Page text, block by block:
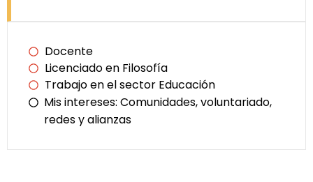
Docente
Licenciado en Filosofía
Trabajo en el sector Educación
Mis intereses: Comunidades, voluntariado,
redes y alianzas